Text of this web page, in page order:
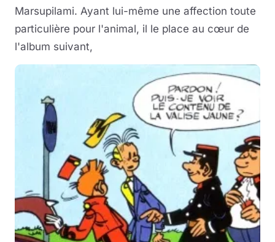
Marsupilami. Ayant lui-même une affection toute
particulière pour l'animal, il le place au cœur de
l'album suivant,